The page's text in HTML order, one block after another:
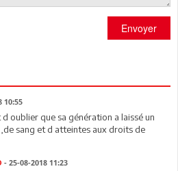
Envoyer
10:55
oublier que sa génération a laissé un
sang et d atteintes aux droits de
- 25-08-2018 11:23